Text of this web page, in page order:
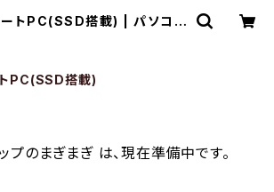
ートPC(SSD搭載) | パソコン
PC(SSD搭載)
プのまぎまぎ は、現在準備中です。